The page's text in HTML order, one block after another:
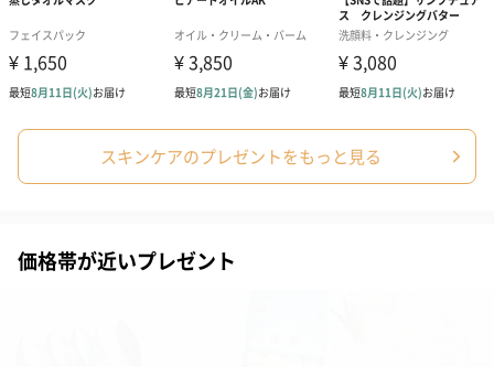
ードを同梱します。
メッセージカードや封筒のデザインは一部変更する場合がありま
スキンケアのプレゼントをもっと見る
価格帯が近いプレゼント